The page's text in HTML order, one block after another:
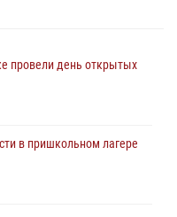
провели день открытых
в пришкольном лагере